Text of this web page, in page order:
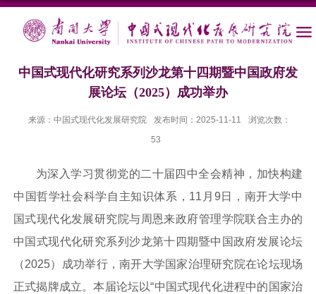
中国式现代化研究系列沙龙第十四期暨中国政府发
展论坛（2025）成功举办
来源：中国式现代化发展研究院 发布时间：2025-11-11
浏览次数：
53
为深入学习贯彻党的二十届四中全会精神，加快构建
中国哲学社会科学自主知识体系，11月9日，南开大学中
国式现代化发展研究院与周恩来政府管理学院联合主办的
中国式现代化研究系列沙龙第十四期暨中国政府发展论坛
（2025）成功举行，南开大学国家治理研究院在论坛现场
正式揭牌成立。本届论坛以“中国式现代化进程中的国家治